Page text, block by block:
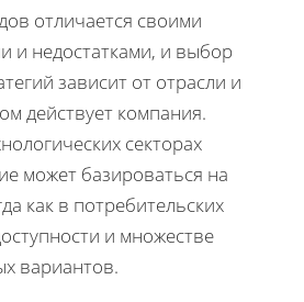
отличается своими
и недостатками, и выбор
зависит от отрасли и
действует компания.
секторах
может базироваться на
как в потребительских
и множестве
вариантов.